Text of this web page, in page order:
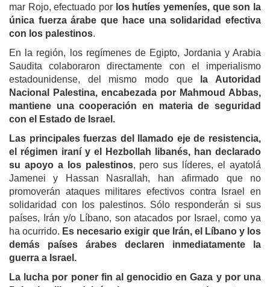
mar Rojo, efectuado por los hutíes yemeníes, que son la
única fuerza árabe que hace una solidaridad efectiva
con los palestinos.
En la región, los regímenes de Egipto, Jordania y Arabia
Saudita colaboraron directamente con el imperialismo
estadounidense, del mismo modo que
la Autoridad
Nacional Palestina, encabezada por Mahmoud Abbas,
mantiene una cooperación en materia de seguridad
con el Estado de Israel.
Las principales fuerzas del llamado eje de resistencia,
el régimen iraní y el Hezbollah libanés, han declarado
su apoyo a los palestinos, pero sus líderes, el ayatolá
Jamenei y Hassan Nasrallah, han afirmado que no
promoverán ataques militares efectivos contra Israel en
solidaridad con los palestinos. Sólo responderán si sus
países, Irán y/o Líbano, son atacados por Israel, como ya
ha ocurrido. Es necesario exigir que Irán, el Líbano y los
demás países árabes declaren inmediatamente la
guerra a Israel.
La lucha por poner fin al genocidio en Gaza y por una